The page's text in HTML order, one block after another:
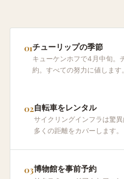
チューリップの季節
キューケンホフで4月中旬。
約。すべての努力に値します。
自転車をレンタル
サイクリングインフラは驚異
多くの距離をカバーします。
博物館を事前予約